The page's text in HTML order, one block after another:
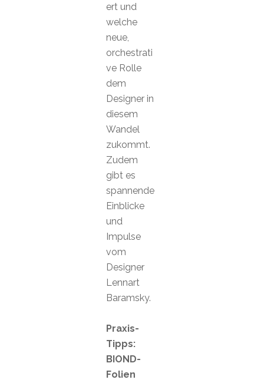
ert und
welche
neue,
orchestrati
ve Rolle
dem
Designer in
diesem
Wandel
zukommt.
Zudem
gibt es
spannende
Einblicke
und
Impulse
vom
Designer
Lennart
Baramsky.
Praxis-
Tipps:
BIOND-
Folien